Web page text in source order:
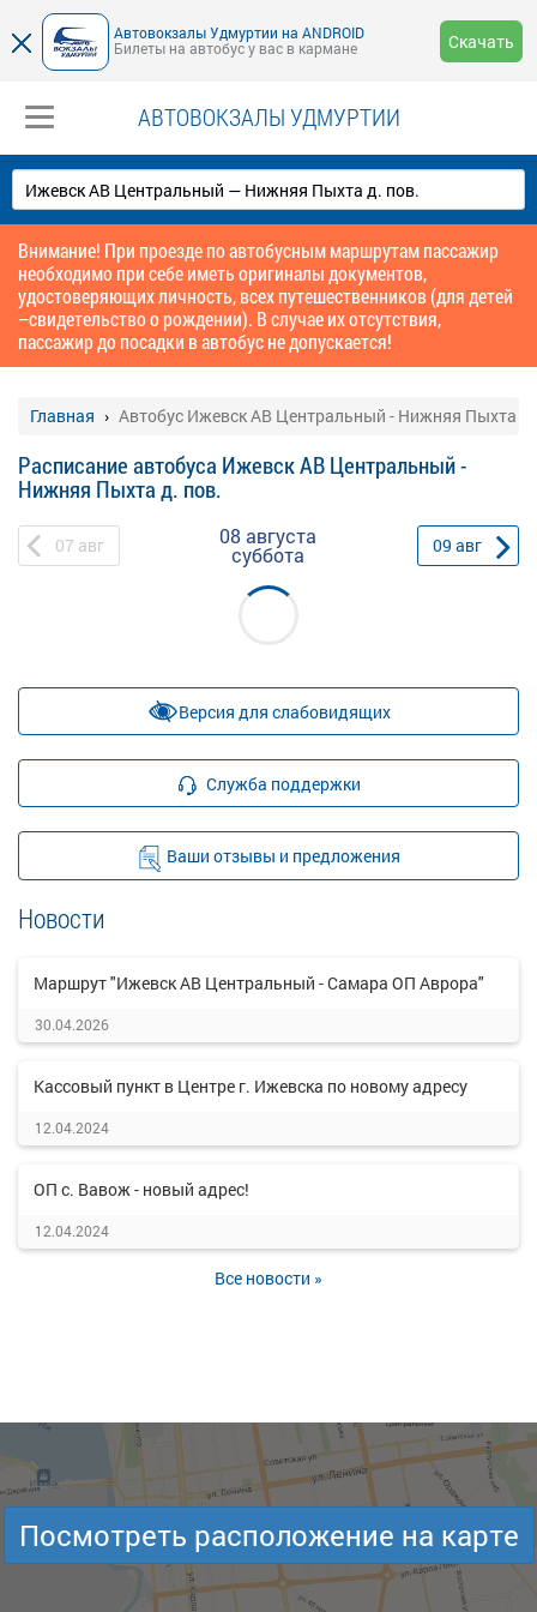
Автовокзалы Удмуртии на ANDROID
Билеты на автобус у вас в кармане
Скачать
АВТОВОКЗАЛЫ УДМУРТИИ
Внимание! При проезде по автобусным маршрутам пассажир
необходимо при себе иметь оригиналы документов,
удостоверяющих личность, всех путешественников (для детей
–свидетельство о рождении). В случае их отсутствия,
пассажир до посадки в автобус не допускается!
Главная Автобус Ижевск АВ Центральный - Нижняя Пыхта
Расписание автобуса Ижевск АВ Центральный -
Нижняя Пыхта д. пов.
07 авг 08 августа
суббота 09 авг
Версия для слабовидящих
Служба поддержки
Ваши отзывы и предложения
Новости
Маршрут "Ижевск АВ Центральный - Самара ОП Аврора"
30.04.2026
Кассовый пункт в Центре г. Ижевска по новому адресу
12.04.2024
ОП с. Вавож - новый адрес!
12.04.2024
Все новости »
Посмотреть расположение на карте